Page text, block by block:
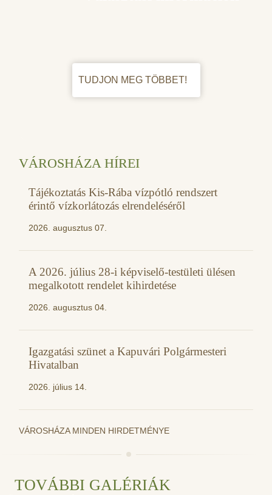
TUDJON MEG TÖBBET!
VÁROSHÁZA HÍREI
Tájékoztatás Kis-Rába vízpótló rendszert
érintő vízkorlátozás elrendeléséről
2026. augusztus 07.
A 2026. július 28-i képviselő-testületi ülésen
megalkotott rendelet kihirdetése
2026. augusztus 04.
Igazgatási szünet a Kapuvári Polgármesteri
Hivatalban
2026. július 14.
VÁROSHÁZA MINDEN HIRDETMÉNYE
TOVÁBBI GALÉRIÁK